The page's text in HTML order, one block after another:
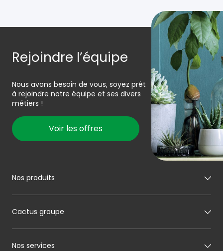
Rejoindre l’équipe
Nous avons besoin de vous, soyez prêt
à rejoindre notre équipe et ses divers
métiers !
Voir les offres
Nos produits
Mon boucher
Mon boulanger
Cactus groupe
A propos de Cactus
Nos services